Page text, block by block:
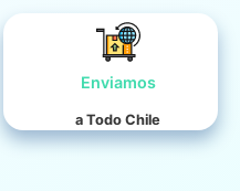
Enviamos
a Todo Chile